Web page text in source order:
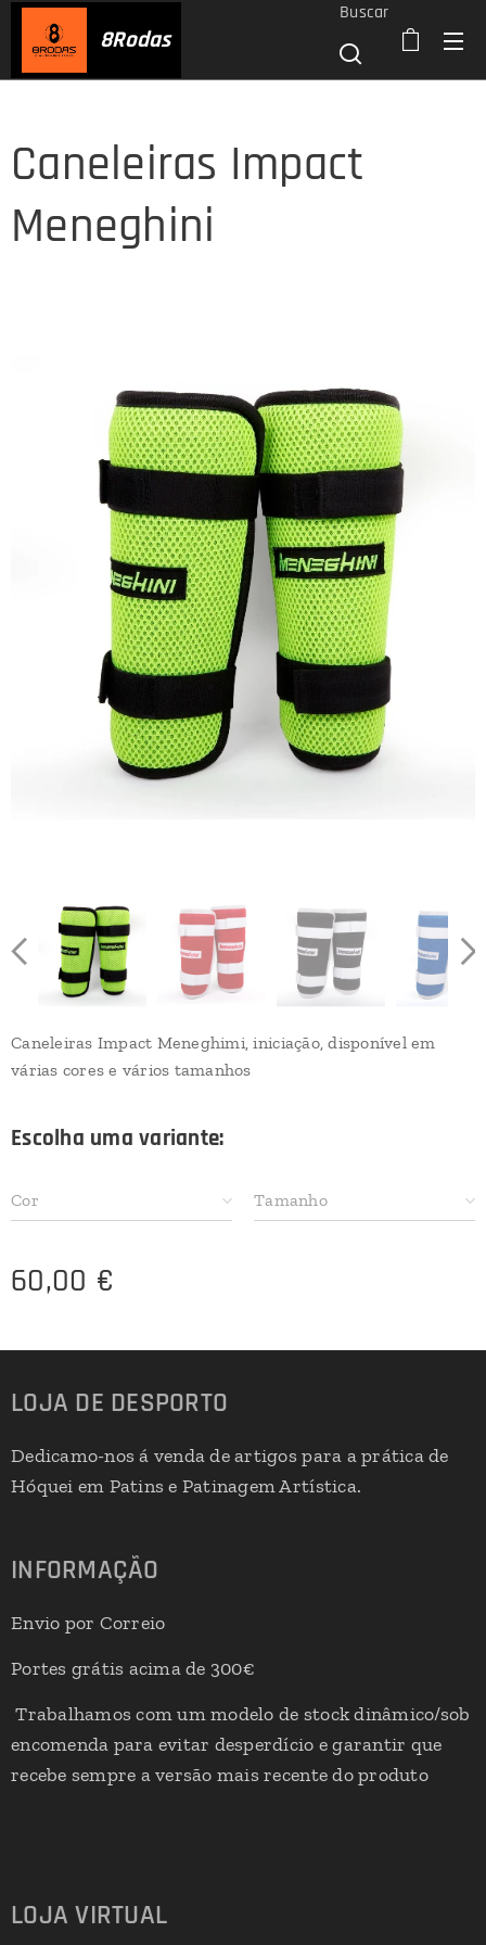
8Rodas
Buscar
Caneleiras Impact
Meneghini
Caneleiras Impact Meneghimi, iniciação, disponível em
várias cores e vários tamanhos
Escolha uma variante:
Cor Tamanho
60,00 €
LOJA DE DESPORTO
Dedicamo-nos á venda de artigos para a prática de
Hóquei em Patins e Patinagem Artística.
INFORMAÇÃO
Envio por Correio
Portes grátis acima de 300€
Trabalhamos com um modelo de stock dinâmico/sob
encomenda para evitar desperdício e garantir que
recebe sempre a versão mais recente do produto
LOJA VIRTUAL